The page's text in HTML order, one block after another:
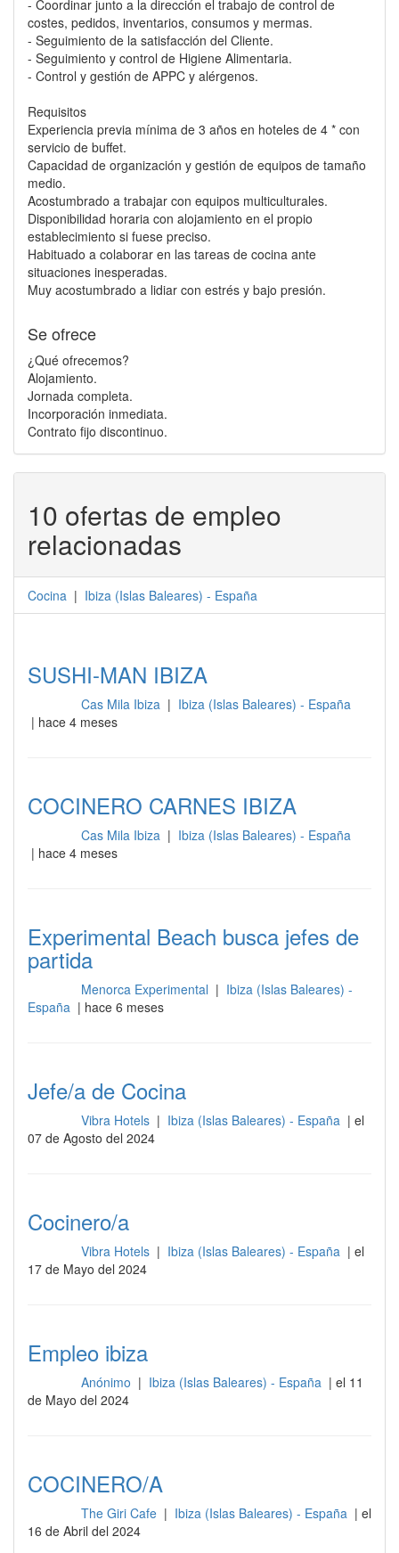
- Coordinar junto a la dirección el trabajo de control de
costes, pedidos, inventarios, consumos y mermas.
- Seguimiento de la satisfacción del Cliente.
- Seguimiento y control de Higiene Alimentaria.
- Control y gestión de APPC y alérgenos.
Requisitos
Experiencia previa mínima de 3 años en hoteles de 4 * con
servicio de buffet.
Capacidad de organización y gestión de equipos de tamaño
medio.
Acostumbrado a trabajar con equipos multiculturales.
Disponibilidad horaria con alojamiento en el propio
establecimiento si fuese preciso.
Habituado a colaborar en las tareas de cocina ante
situaciones inesperadas.
Muy acostumbrado a lidiar con estrés y bajo presión.
Se ofrece
¿Qué ofrecemos?
Alojamiento.
Jornada completa.
Incorporación inmediata.
Contrato fijo discontinuo.
10 ofertas de empleo
relacionadas
Cocina | Ibiza (Islas Baleares) - España
SUSHI-MAN IBIZA
Cas Mila Ibiza | Ibiza (Islas Baleares) - España
| hace 4 meses
COCINERO CARNES IBIZA
Cas Mila Ibiza | Ibiza (Islas Baleares) - España
| hace 4 meses
Experimental Beach busca jefes de
partida
Menorca Experimental | Ibiza (Islas Baleares) -
España | hace 6 meses
Jefe/a de Cocina
Vibra Hotels | Ibiza (Islas Baleares) - España | el
07 de Agosto del 2024
Cocinero/a
Vibra Hotels | Ibiza (Islas Baleares) - España | el
17 de Mayo del 2024
Empleo ibiza
Anónimo | Ibiza (Islas Baleares) - España | el 11
de Mayo del 2024
COCINERO/A
The Giri Cafe | Ibiza (Islas Baleares) - España | el
16 de Abril del 2024